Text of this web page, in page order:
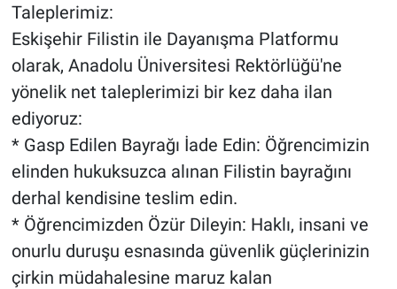
Taleplerimiz:
Eskişehir Filistin ile Dayanışma Platformu
olarak, Anadolu Üniversitesi Rektörlüğü'ne
yönelik net taleplerimizi bir kez daha ilan
ediyoruz:
* Gasp Edilen Bayrağı İade Edin: Öğrencimizin
elinden hukuksuzca alınan Filistin bayrağını
derhal kendisine teslim edin.
* Öğrencimizden Özür Dileyin: Haklı, insani ve
onurlu duruşu esnasında güvenlik güçlerinizin
çirkin müdahalesine maruz kalan